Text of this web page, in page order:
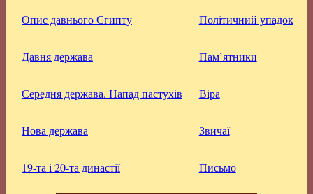
Опис давнього Єгипту
Давня держава
Середня держава. Напад пастухів
Нова держава
19-та і 20-та династії
Політичний упадок
Пам’ятники
Віра
Звичаї
Письмо